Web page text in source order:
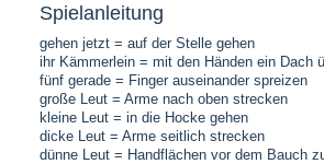
Spielanleitung
gehen jetzt = auf der Stelle gehen
ihr Kämmerlein = mit den Händen ein Dach
fünf gerade = Finger auseinander spreizen
große Leut = Arme nach oben strecken
kleine Leut = in die Hocke gehen
dicke Leut = Arme seitlich strecken
dünne Leut = Handflächen vor dem Bauch